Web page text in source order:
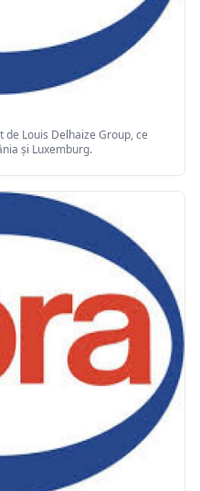
Louis Delhaize Group, ce
și Luxemburg.